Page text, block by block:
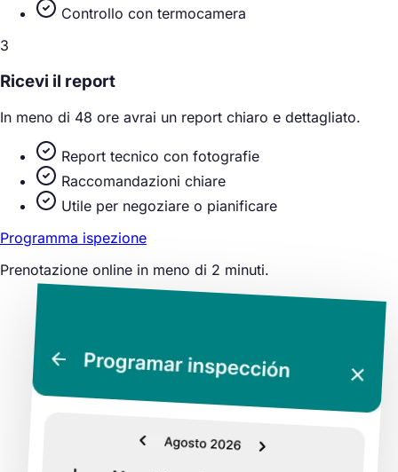
Controllo con termocamera
3
Ricevi il report
In meno di 48 ore avrai un report chiaro e dettagliato.
Report tecnico con fotografie
Raccomandazioni chiare
Utile per negoziare o pianificare
Programma ispezione
Prenotazione online in meno di 2 minuti.